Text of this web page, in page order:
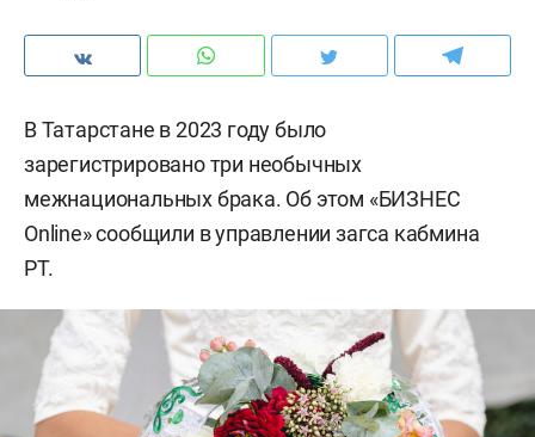
В Татарстане в 2023 году было
зарегистрировано три необычных
межнациональных брака. Об этом «БИЗНЕС
Online» сообщили в управлении загса кабмина
РТ.